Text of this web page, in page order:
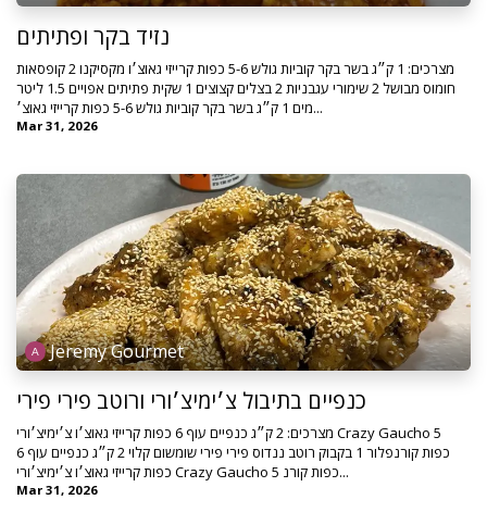
נזיד בקר ופתיתים
מצרכים: 1 ק״ג בשר בקר קוביות גולש 5-6 כפות קרייזי גאוצ׳ו מקסיקנו 2 קופסאות
חומוס מבושל 2 שימורי עגבניות 2 בצלים קצוצים 1 שקית פתיתים אפויים 1.5 ליטר
מים 1 ק״ג בשר בקר קוביות גולש 5-6 כפות קרייזי גאוצ׳...
Mar 31, 2026
Jeremy Gourmet
כנפיים בתיבול צ׳ימיצ׳ורי ורוטב פירי פירי
מצרכים: 2 ק״ג כנפיים עוף 6 כפות קרייזי גאוצ׳ו צ׳ימיצ׳ורי Crazy Gaucho 5
כפות קורנפלור 1 בקבוק רוטב ננדוס פירי פירי שומשום קלוי 2 ק״ג כנפיים עוף 6
כפות קרייזי גאוצ׳ו צ׳ימיצ׳ורי Crazy Gaucho 5 כפות קורנ...
Mar 31, 2026